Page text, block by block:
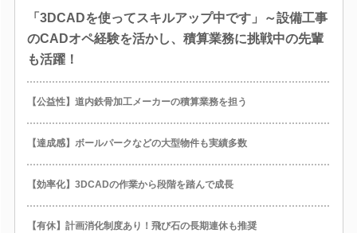
「3DCADを使ってスキルアップ中です」～設備工事
のCADオペ経験を活かし、積算業務に挑戦中の先輩
も活躍！
【公益性】道内鉄骨加工メーカーの積算業務を担う
【達成感】ボールパークなどの大型物件も実績多数
【効率化】3DCADの作業から段階を踏んで成長
【有休】計画消化制度あり！飛び石の長期連休も推奨